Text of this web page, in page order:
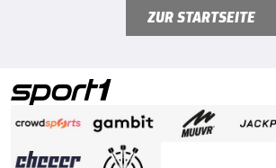
ZUR STARTSEITE